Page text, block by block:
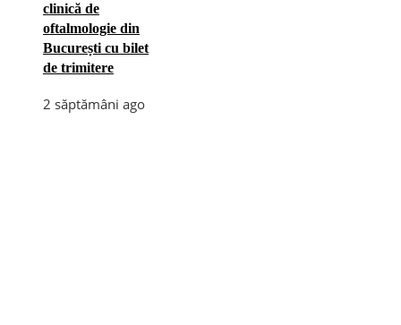
clinică de
oftalmologie din
București cu bilet
de trimitere
2 săptămâni ago